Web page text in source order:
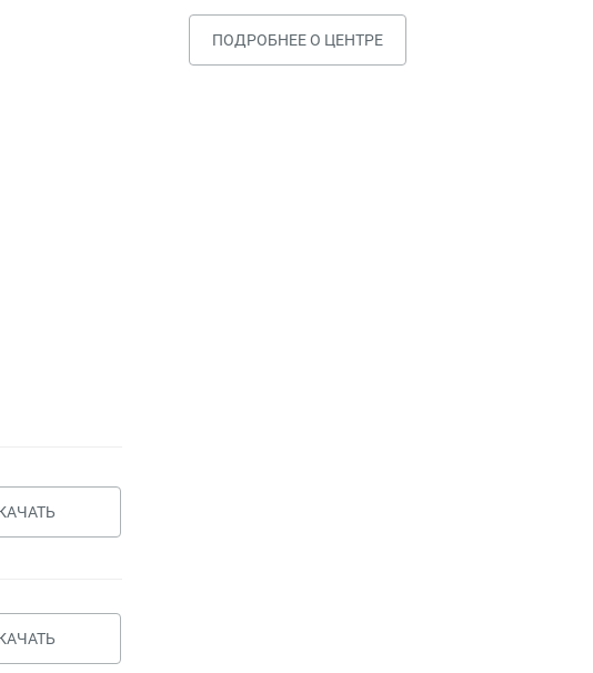
ПОДРОБНЕЕ О ЦЕНТРЕ